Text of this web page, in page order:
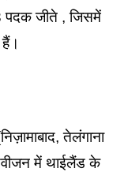
पदक जीते , जिसमें
तेलंगाना
में थाईलैंड के